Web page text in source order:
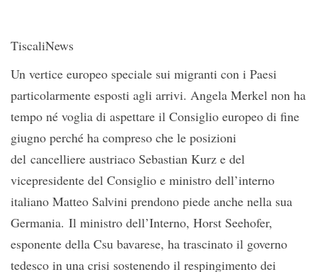
TiscaliNews
Un vertice europeo speciale sui migranti con i Paesi
particolarmente esposti agli arrivi. Angela Merkel non ha
tempo né voglia di aspettare il Consiglio europeo di fine
giugno perché ha compreso che le posizioni
del cancelliere austriaco Sebastian Kurz e del
vicepresidente del Consiglio e ministro dell’interno
italiano Matteo Salvini prendono piede anche nella sua
Germania. Il ministro dell’Interno, Horst Seehofer,
esponente della Csu bavarese, ha trascinato il governo
tedesco in una crisi sostenendo il respingimento dei